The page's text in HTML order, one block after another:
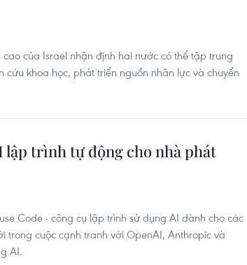
của Israel nhận định hai nước có thể tập trung
cứu khoa học, phát triển nguồn nhân lực và chuyển
lập trình tự động cho nhà phát
Code - công cụ lập trình sử dụng AI dành cho các
trong cuộc cạnh tranh với OpenAI, Anthropic và
AI.